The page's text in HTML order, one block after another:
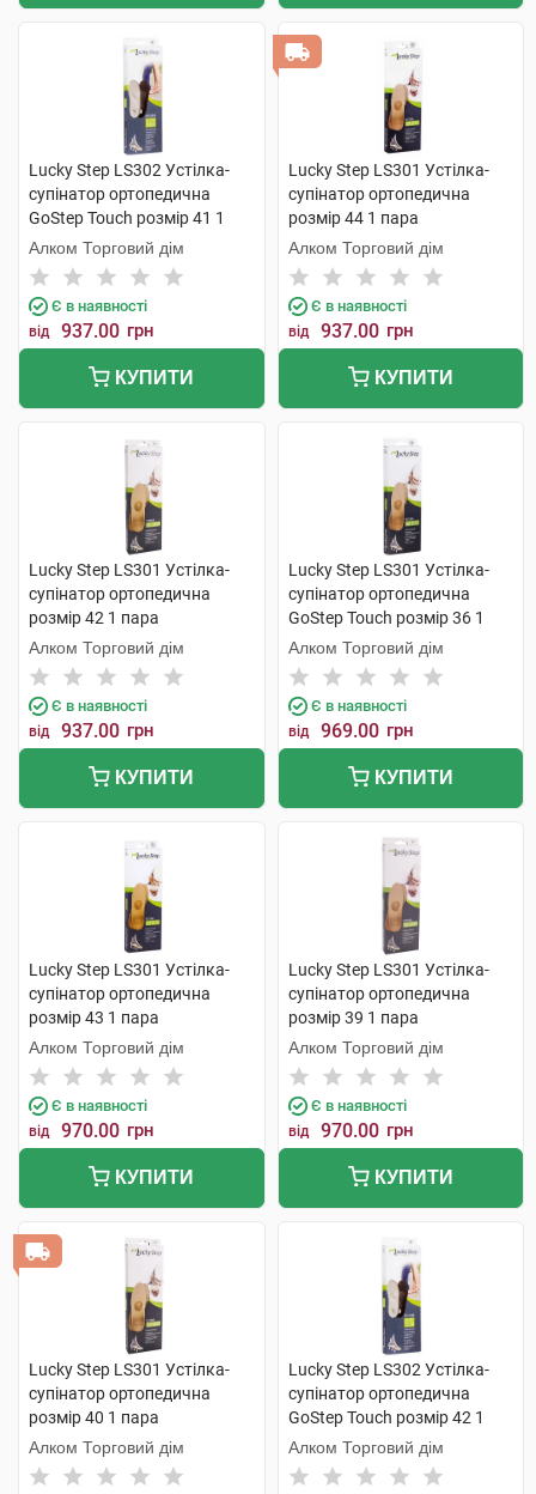
Lucky Step LS302 Устілка-
супінатор ортопедична
GoStep Touch розмір 41 1
пара
Алком Торговий дім
Є в наявності
від 937.00 грн
КУПИТИ
Lucky Step LS301 Устілка-
супінатор ортопедична
розмір 44 1 пара
Алком Торговий дім
Є в наявності
від 937.00 грн
КУПИТИ
Lucky Step LS301 Устілка-
супінатор ортопедична
розмір 42 1 пара
Алком Торговий дім
Є в наявності
від 937.00 грн
КУПИТИ
Lucky Step LS301 Устілка-
супінатор ортопедична
GoStep Touch розмір 36 1
пара
Алком Торговий дім
Є в наявності
від 969.00 грн
КУПИТИ
Lucky Step LS301 Устілка-
супінатор ортопедична
розмір 43 1 пара
Алком Торговий дім
Є в наявності
від 970.00 грн
КУПИТИ
Lucky Step LS301 Устілка-
супінатор ортопедична
розмір 39 1 пара
Алком Торговий дім
Є в наявності
від 970.00 грн
КУПИТИ
Lucky Step LS301 Устілка-
супінатор ортопедична
розмір 40 1 пара
Алком Торговий дім
Lucky Step LS302 Устілка-
супінатор ортопедична
GoStep Touch розмір 42 1
пара
Алком Торговий дім